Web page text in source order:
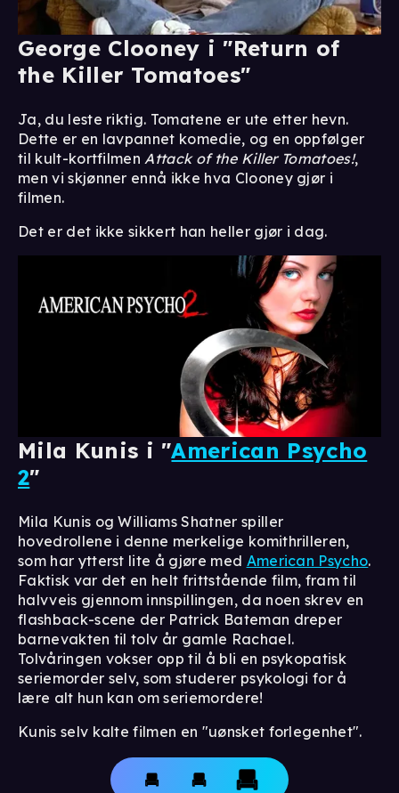
George Clooney i "Return of
the Killer Tomatoes"
Ja, du leste riktig. Tomatene er ute etter hevn.
Dette er en lavpannet komedie, og en oppfølger
til kult-kortfilmenAttack of the Killer Tomatoes!,
men vi skjønner ennå ikke hva Clooney gjør i
filmen.
Det er det ikke sikkert han heller gjør i dag.
Mila Kunis i "American Psycho
2"
Mila Kunis og Williams Shatner spiller
hovedrollene i denne merkelige komithrilleren,
som har ytterst lite å gjøre med American Psycho.
Faktisk var det en helt frittstående film, fram til
halvveis gjennom innspillingen, da noen skrev en
flashback-scene der Patrick Bateman dreper
barnevakten til tolv år gamle Rachael.
Tolvåringen vokser opp til å bli en psykopatisk
seriemorder selv, som studerer psykologi for å
lære alt hun kan om seriemordere!
Kunis selv kalte filmen en "uønsket forlegenhet".